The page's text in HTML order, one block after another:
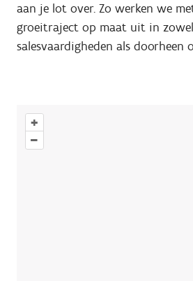
aan je lot over. Zo werken we
groeitraject op maat uit in
salesvaardigheden als doorheen
+
–